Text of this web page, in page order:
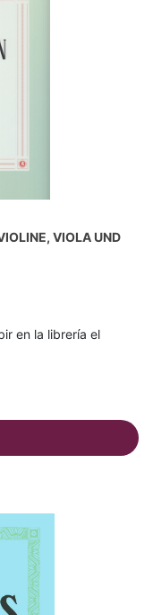
VIOLA UND
en la librería el